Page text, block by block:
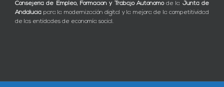
Consejería de Empleo, Formación y Trabajo Autónomode la Junta de
Andalucía para la modernización digital y la mejora de la competitividad
de las entidades de economía social.